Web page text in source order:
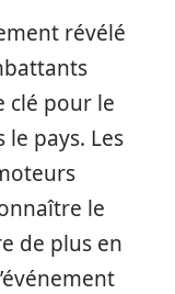
révélé
clé pour le
pays. Les
le
de plus en